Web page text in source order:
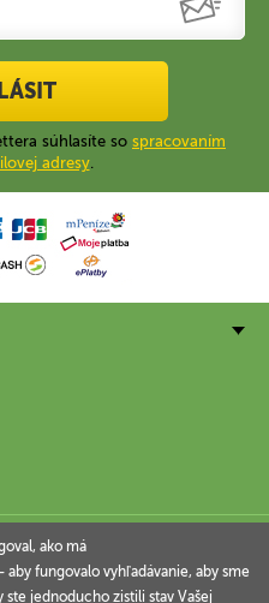
súhlasíte so spracovaním
adresy.
ako má
aby fungovalo vyhľadávanie, aby sme
ste jednoducho zistili stav Vašej